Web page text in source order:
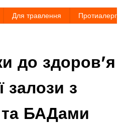
Для травлення
до здоров'я
залози з
БАДами